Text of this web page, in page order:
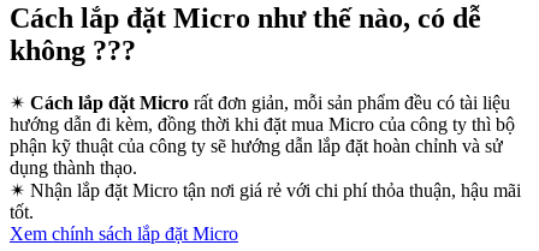
Cách lắp đặt Micro như thế nào, có dễ
không ???
✴ Cách lắp đặt Micro rất đơn giản, mỗi sản phẩm đều có tài liệu
hướng dẫn đi kèm, đồng thời khi đặt mua Micro của công ty thì bộ
phận kỹ thuật của công ty sẽ hướng dẫn lắp đặt hoàn chỉnh và sử
dụng thành thạo.
✴ Nhận lắp đặt Micro tận nơi giá rẻ với chi phí thỏa thuận, hậu mãi
tốt.
Xem chính sách lắp đặt Micro